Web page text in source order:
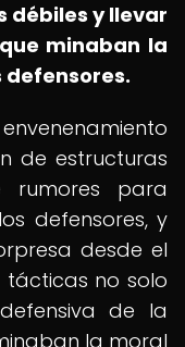
débiles y llevar
minaban la
defensores.
de estructuras
rumores para
defensores, y
desde el
tácticas no solo
de la
la moral